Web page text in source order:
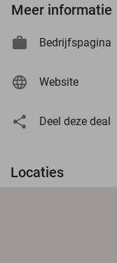
Meer informatie
Bedrijfspagina
Website
Deel deze deal
Locaties